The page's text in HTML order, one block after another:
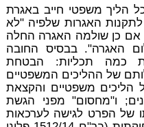
כל הליך משפטי חייב באגרת
כאמור בתקנה 2(ג) לתקנות האגרות שלפיה "לא
אם כן שולמה האגרה החלה
האגרה". בבסיס החובה
כמה תכליות: הבטחת
של ההליכים המשפטיים
הליכים משפטיים והקצאת
ו"מחסום" מפני הגשת
של הפרט לגישה לערכאות